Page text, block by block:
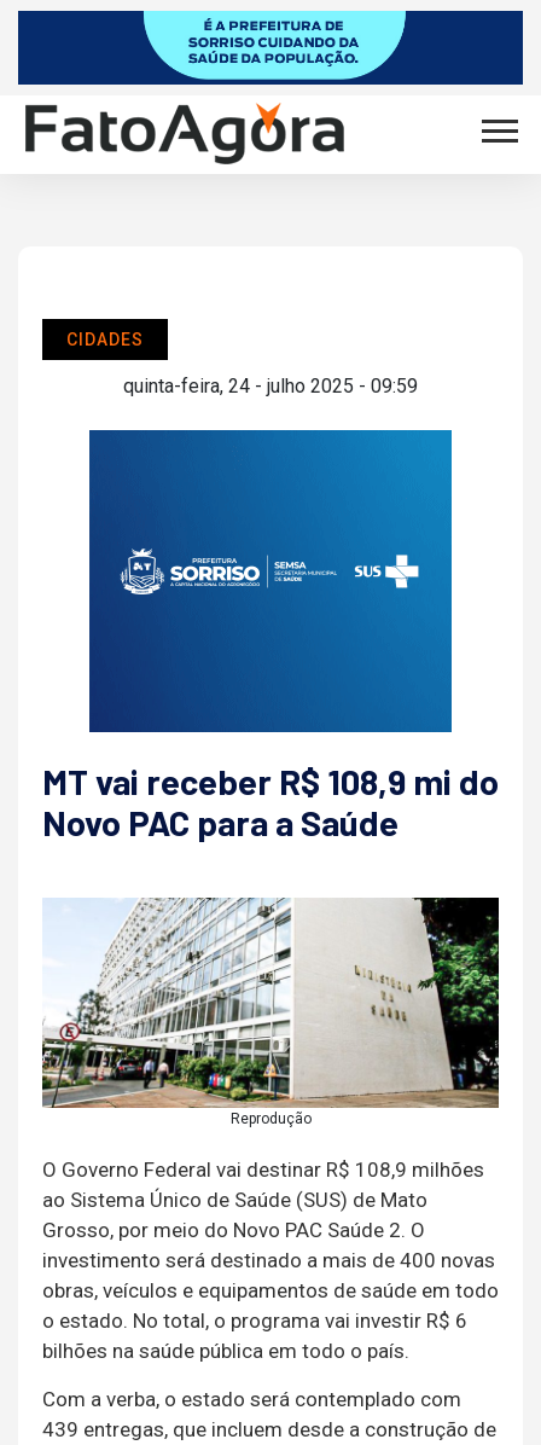
CIDADES
quinta-feira, 24 - julho 2025 - 09:59
MT vai receber R$ 108,9 mi do
Novo PAC para a Saúde
Reprodução
O Governo Federal vai destinar R$ 108,9 milhões
ao Sistema Único de Saúde (SUS) de Mato
Grosso, por meio do Novo PAC Saúde 2. O
investimento será destinado a mais de 400 novas
obras, veículos e equipamentos de saúde em todo
o estado. No total, o programa vai investir R$ 6
bilhões na saúde pública em todo o país.
Com a verba, o estado será contemplado com
439 entregas, que incluem desde a construção de